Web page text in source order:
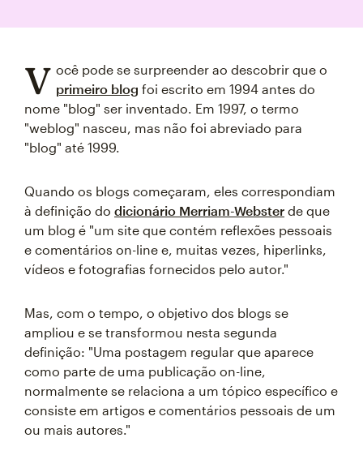
V ocê pode se surpreender ao descobrir que o
primeiro blog foi escrito em 1994 antes do
nome "blog" ser inventado. Em 1997, o termo
"weblog" nasceu, mas não foi abreviado para
"blog" até 1999.
Quando os blogs começaram, eles correspondiam
à definição do dicionário Merriam-Webster de que
um blog é "um site que contém reflexões pessoais
e comentários on-line e, muitas vezes, hiperlinks,
vídeos e fotografias fornecidos pelo autor."
Mas, com o tempo, o objetivo dos blogs se
ampliou e se transformou nesta segunda
definição: "Uma postagem regular que aparece
como parte de uma publicação on-line,
normalmente se relaciona a um tópico específico e
consiste em artigos e comentários pessoais de um
ou mais autores."